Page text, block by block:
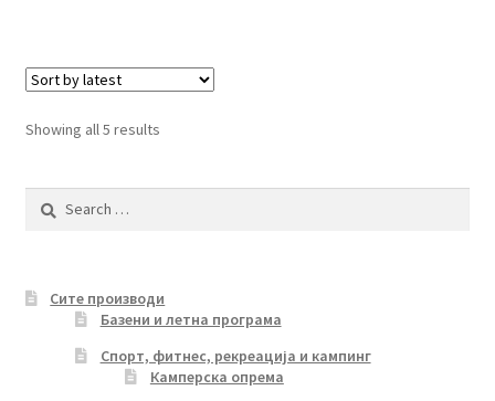
Showing all 5 resultsSorted
Search
Сите производи
Базени и летна програма
Спорт, фитнес, рекреација и кампинг
Камперска опрема